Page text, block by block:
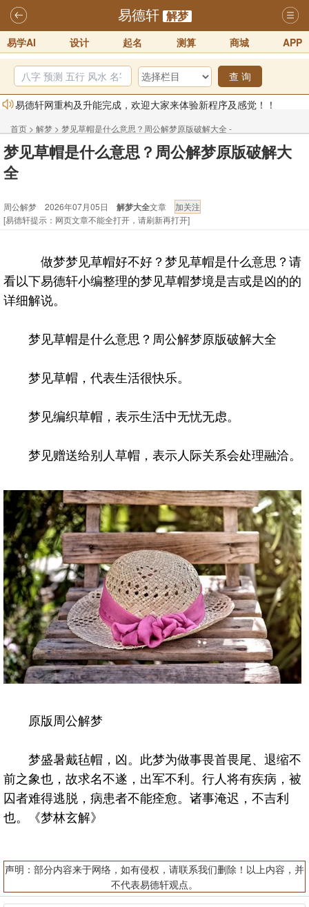
易德轩 解梦
易学AI 设计 起名 测算 商城 APP
查 询
易德轩网重构及升能完成，欢迎大家来体验新程序及感觉！！
2025-07-01
2026年化太岁锦囊属马、鼠、牛、龙、兔、狗、鸡生肖化太岁开始预
2025-10-01
易德轩首席风水大师铁笔居士简介！！
2021-9-2
易德轩通告：本网站易德轩商标及LOGO注册声明
体验！！
2025-07-01
首页 > 解梦 > 梦见草帽是什么意思？周公解梦原版破解大全 -
周公解梦
梦见草帽是什么意思？周公解梦原版破解大
全
周公解梦 2026年07月05日 解梦大全文章
[易德轩提示：网页文章不能全打开，请刷新再打开]
做梦梦见草帽好不好？梦见草帽是什么意思？请
看以下易德轩小编整理的梦见草帽梦境是吉或是凶的的
详细解说。
梦见草帽是什么意思？周公解梦原版破解大全
梦见草帽，代表生活很快乐。
梦见编织草帽，表示生活中无忧无虑。
梦见赠送给别人草帽，表示人际关系会处理融洽。
原版周公解梦
梦盛暑戴毡帽，凶。此梦为做事畏首畏尾、退缩不
前之象也，故求名不遂，出军不利。行人将有疾病，被
囚者难得逃脱，病患者不能痊愈。诸事淹迟，不吉利
也。《梦林玄解》
声明：部分内容来于网络，如有侵权，请联系我们删除！以上内容，并
不代表易德轩观点。